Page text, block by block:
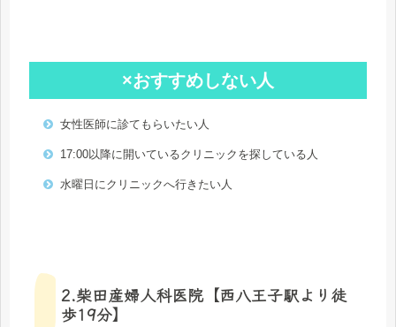
×おすすめしない人
女性医師に診てもらいたい人
17:00以降に開いているクリニックを探している人
水曜日にクリニックへ行きたい人
2.柴田産婦人科医院【西八王子駅より徒
歩19分】